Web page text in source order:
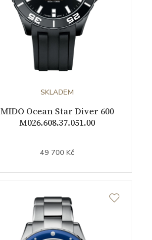
SKLADEM
MIDO Ocean Star Diver 600
M026.608.37.051.00
49 700 Kč